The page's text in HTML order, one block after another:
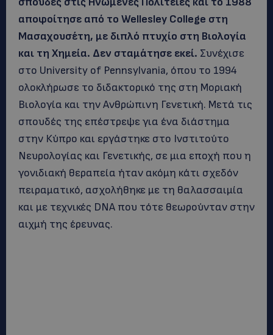
αποφοίτησε από το Wellesley College στη
Μασαχουσέτη, με διπλό πτυχίο στη Βιολογία
και τη Χημεία. Δεν σταμάτησε εκεί. Συνέχισε
στο University of Pennsylvania, όπου το 1994
ολοκλήρωσε το διδακτορικό της στη Μοριακή
Βιολογία και την Ανθρώπινη Γενετική. Μετά τις
σπουδές της επέστρεψε για ένα διάστημα
στην Κύπρο και εργάστηκε στο Ινστιτούτο
Νευρολογίας και Γενετικής, σε μια εποχή που η
γονιδιακή θεραπεία ήταν ακόμη κάτι σχεδόν
πειραματικό, ασχολήθηκε με τη θαλασσαιμία
και με τεχνικές DNA που τότε θεωρούνταν στην
αιχμή της έρευνας.